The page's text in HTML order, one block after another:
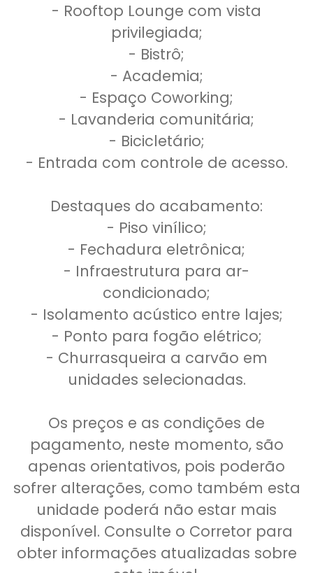
- Rooftop Lounge com vista
privilegiada;
- Bistrô;
- Academia;
- Espaço Coworking;
- Lavanderia comunitária;
- Bicicletário;
- Entrada com controle de acesso.
Destaques do acabamento:
- Piso vinílico;
- Fechadura eletrônica;
- Infraestrutura para ar-
condicionado;
- Isolamento acústico entre lajes;
- Ponto para fogão elétrico;
- Churrasqueira a carvão em
unidades selecionadas.
Os preços e as condições de
pagamento, neste momento, são
apenas orientativos, pois poderão
sofrer alterações, como também esta
unidade poderá não estar mais
disponível. Consulte o Corretor para
obter informações atualizadas sobre